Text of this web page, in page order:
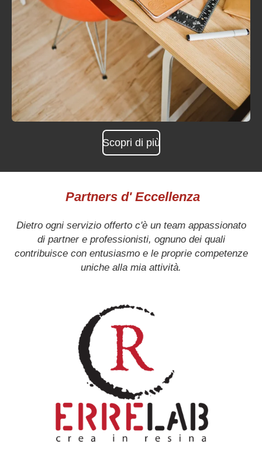
Scopri di più
Partners d' Eccellenza
Dietro ogni servizio offerto c'è un team appassionato
di partner e professionisti, ognuno dei quali
contribuisce con entusiasmo e le proprie competenze
uniche alla mia attività.